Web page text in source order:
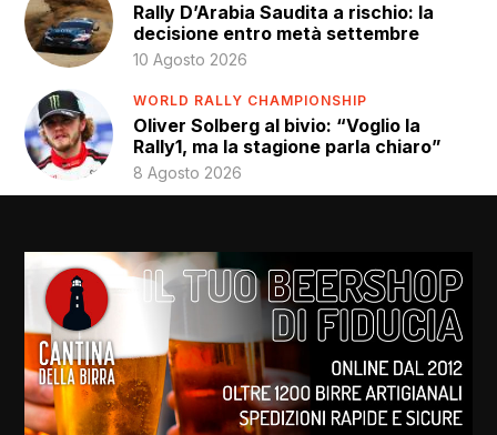
Rally D’Arabia Saudita a rischio: la
decisione entro metà settembre
10 Agosto 2026
WORLD RALLY CHAMPIONSHIP
Oliver Solberg al bivio: “Voglio la
Rally1, ma la stagione parla chiaro”
8 Agosto 2026